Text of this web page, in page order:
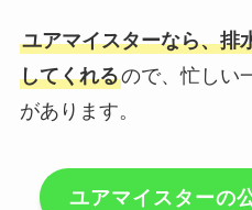
ユアマイスターなら、排
してくれるので、忙しい
があります。
ユアマイスターの